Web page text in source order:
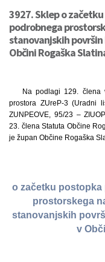
3927. Sklep o
podrobnega
stanovanjskih površin
Občini Rogaška
Na podlagi 129. člena
prostora ZUreP-3 (Uradni
ZUNPEOVE, 95/23 –
23. člena Statuta Občine
je župan Občine Rogaška
o začetku
prostorskega
stanovanjskih
v